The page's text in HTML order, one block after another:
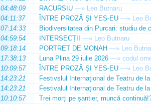
04:48:09
RACURSIU —» Leo Butnaru
04:11:37
ÎNTRE PROZĂ ȘI YES-EU —» Leo
07:14:33
Biodiversitatea din Purcari: studiu de
04:59:54
INTERSECȚII —» Leo Butnaru
09:18:14
PORTRET DE MONAH —» Leo
17:38:13
Luna Plina 29 iulie 2026 —» codul
10:09:57
ÎNTRE PROZĂ ȘI YES-EU —» Leo
14:23:21
Festivslul Internațional de Teatru de
14:23:21
Festivalul Internațional de Teatru de
10:10:57
Trei morți pe șantier, muncă